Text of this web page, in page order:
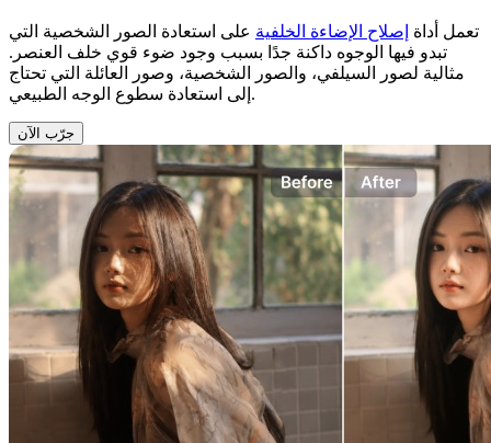
تعمل أداة إصلاح الإضاءة الخلفية على استعادة الصور الشخصية التي
تبدو فيها الوجوه داكنة جدًا بسبب وجود ضوء قوي خلف العنصر.
مثالية لصور السيلفي، والصور الشخصية، وصور العائلة التي تحتاج
إلى استعادة سطوع الوجه الطبيعي.
جرّب الآن